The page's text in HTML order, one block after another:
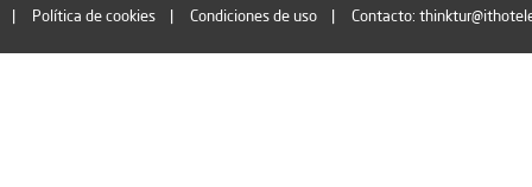
Política de cookies Condiciones de uso Contacto: